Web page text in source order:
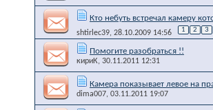
Кто небуть встречал камеру
shtirlec39, 28.10.2009 14:56 1 2 3
Помогите разобраться !!
кириК, 30.11.2011 12:31
Камера показывает левое на
dima007, 03.11.2011 19:07